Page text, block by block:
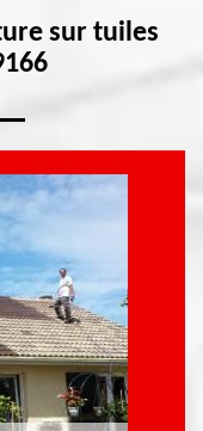
sur tuiles